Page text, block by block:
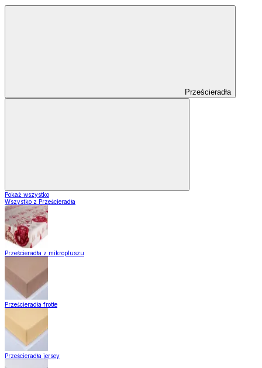
Prześcieradła
Pokaż wszystko
Wszystko z Prześcieradła
Prześcieradła z mikropluszu
Prześcieradła frotte
Prześcieradła jersey